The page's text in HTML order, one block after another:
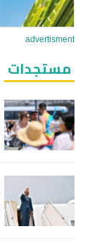
advertisment
مستجدات